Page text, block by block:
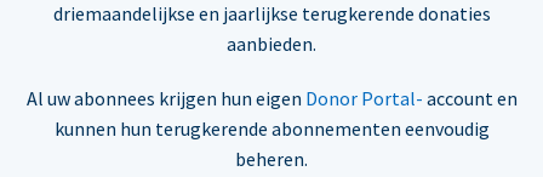
driemaandelijkse en jaarlijkse terugkerende donaties
aanbieden.
Al uw abonnees krijgen hun eigen Donor Portal- account en
kunnen hun terugkerende abonnementen eenvoudig
beheren.